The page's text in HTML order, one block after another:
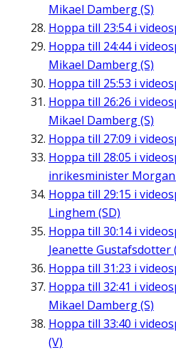
Mikael Damberg (S)
Hoppa till 23:54i
Hoppa till 24:44i
Mikael Damberg (S)
Hoppa till 25:53 i
Hoppa till 26:26 i
Mikael Damberg (S)
Hoppa till 27:09 i
Hoppa till 28:05 i
inrikesminister Morgan
Hoppa till 29:15 i
Linghem (SD)
Hoppa till 30:14i
Jeanette Gustafsdotter
Hoppa till 31:23 i
Hoppa till 32:41 i
Mikael Damberg (S)
Hoppa till 33:40 i
(V)